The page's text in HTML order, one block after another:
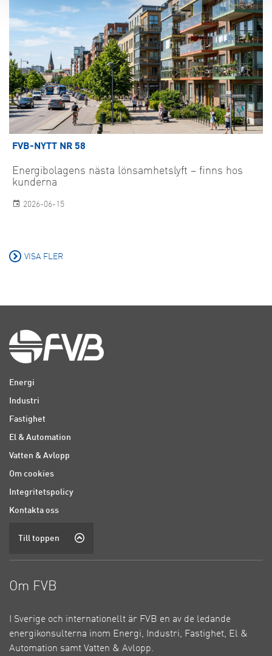
FVB-NYTT NR 58
Energibolagens nästa lönsamhetslyft – finns hos
kunderna
2026-06-15
VISA FLER
Energi
Industri
Fastighet
El & Automation
Vatten & Avlopp
Om cookies
Integritetspolicy
Kontakta oss
Till toppen
Om FVB
I Sverige och internationellt är FVB en av de ledande
energikonsulterna inom Energi, Industri, Fastighet, El &
Automation samt Vatten & Avlopp.